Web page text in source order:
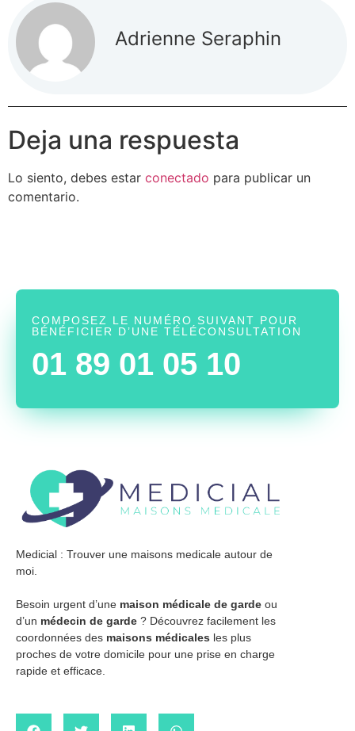
Adrienne Seraphin
Deja una respuesta
Lo siento, debes estar conectado para publicar un
comentario.
COMPOSEZ LE NUMÉRO SUIVANT POUR
BÉNÉFICIER D’UNE TÉLÉCONSULTATION
01 89 01 05 10
Medicial : Trouver une maisons medicale autour de
moi.
Besoin urgent d’une maison médicale de garde ou
d’un médecin de garde ? Découvrez facilement les
coordonnées des maisons médicales les plus
proches de votre domicile pour une prise en charge
rapide et efficace.